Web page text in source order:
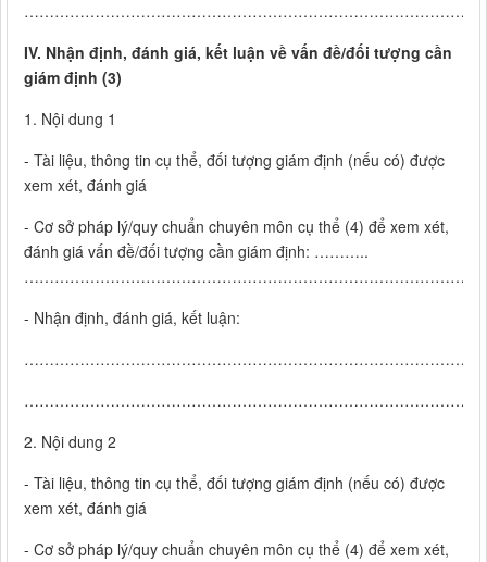
IV. Nhận định, đánh giá, kết luận về vấn đề/đối tượng cần
giám định (3)
1. Nội dung 1
- Tài liệu, thông tin cụ thể, đối tượng giám định (nếu có) được
xem xét, đánh giá
- Cơ sở pháp lý/quy chuẩn chuyên môn cụ thể (4) để xem xét,
đánh giá vấn đề/đối tượng cần giám định: ………..
- Nhận định, đánh giá, kết luận:
2. Nội dung 2
- Tài liệu, thông tin cụ thể, đối tượng giám định (nếu có) được
xem xét, đánh giá
- Cơ sở pháp lý/quy chuẩn chuyên môn cụ thể (4) để xem xét,